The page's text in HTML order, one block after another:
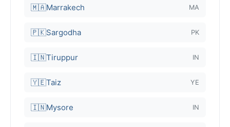
🇲🇦Marrakech MA
🇵🇰Sargodha PK
🇮🇳Tiruppur IN
🇾🇪Taiz YE
🇮🇳Mysore IN